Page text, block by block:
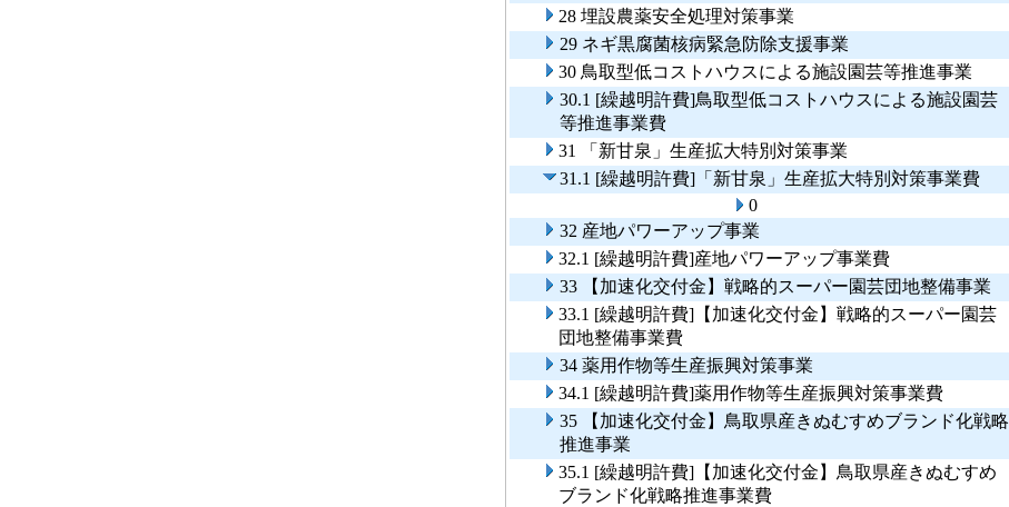
28 埋設農薬安全処理対策事業
29 ネギ黒腐菌核病緊急防除支援事業
30 鳥取型低コストハウスによる施設園芸等推進事業
30.1 [繰越明許費]鳥取型低コストハウスによる施設園芸
等推進事業費
31 「新甘泉」生産拡大特別対策事業
31.1 [繰越明許費]「新甘泉」生産拡大特別対策事業費
0
32 産地パワーアップ事業
32.1 [繰越明許費]産地パワーアップ事業費
33 【加速化交付金】戦略的スーパー園芸団地整備事業
33.1 [繰越明許費]【加速化交付金】戦略的スーパー園芸
団地整備事業費
34 薬用作物等生産振興対策事業
34.1 [繰越明許費]薬用作物等生産振興対策事業費
35 【加速化交付金】鳥取県産きぬむすめブランド化戦略
推進事業
35.1 [繰越明許費]【加速化交付金】鳥取県産きぬむすめ
ブランド化戦略推進事業費